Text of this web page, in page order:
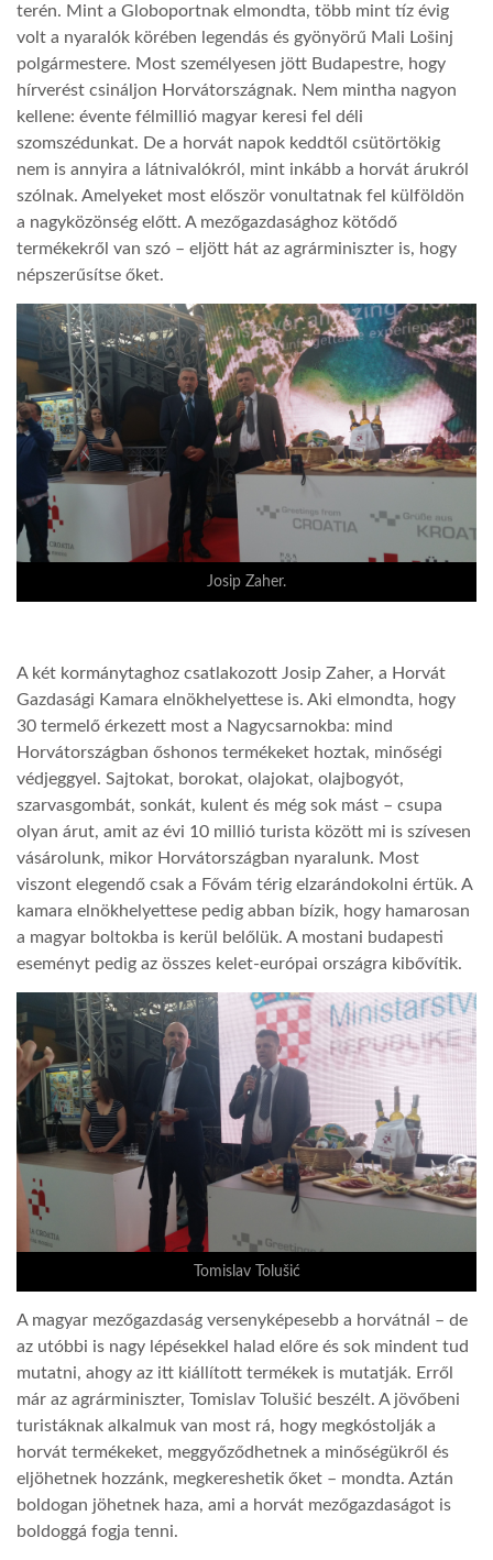
terén. Mint a Globoportnak elmondta, több mint tíz évig
volt a nyaralók körében legendás és gyönyörű Mali Lošinj
polgármestere. Most személyesen jött Budapestre, hogy
hírverést csináljon Horvátországnak. Nem mintha nagyon
kellene: évente félmillió magyar keresi fel déli
szomszédunkat. De a horvát napok keddtől csütörtökig
nem is annyira a látnivalókról, mint inkább a horvát árukról
szólnak. Amelyeket most először vonultatnak fel külföldön
a nagyközönség előtt. A mezőgazdasághoz kötődő
termékekről van szó – eljött hát az agrárminiszter is, hogy
népszerűsítse őket.
Josip Zaher.
A két kormánytaghoz csatlakozott Josip Zaher, a Horvát
Gazdasági Kamara elnökhelyettese is. Aki elmondta, hogy
30 termelő érkezett most a Nagycsarnokba: mind
Horvátországban őshonos termékeket hoztak, minőségi
védjeggyel. Sajtokat, borokat, olajokat, olajbogyót,
szarvasgombát, sonkát, kulent és még sok mást – csupa
olyan árut, amit az évi 10 millió turista között mi is szívesen
vásárolunk, mikor Horvátországban nyaralunk. Most
viszont elegendő csak a Fővám térig elzarándokolni értük. A
kamara elnökhelyettese pedig abban bízik, hogy hamarosan
a magyar boltokba is kerül belőlük. A mostani budapesti
eseményt pedig az összes kelet-európai országra kibővítik.
Tomislav Tolušić
A magyar mezőgazdaság versenyképesebb a horvátnál – de
az utóbbi is nagy lépésekkel halad előre és sok mindent tud
mutatni, ahogy az itt kiállított termékek is mutatják. Erről
már az agrárminiszter, Tomislav Tolušić beszélt. A jövőbeni
turistáknak alkalmuk van most rá, hogy megkóstolják a
horvát termékeket, meggyőződhetnek a minőségükről és
eljöhetnek hozzánk, megkereshetik őket – mondta. Aztán
boldogan jöhetnek haza, ami a horvát mezőgazdaságot is
boldoggá fogja tenni.